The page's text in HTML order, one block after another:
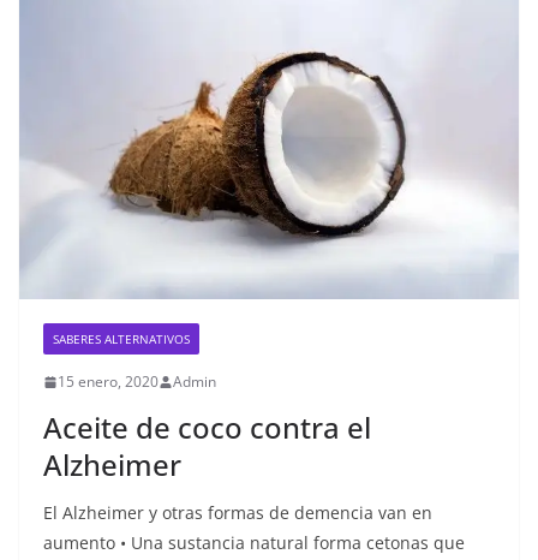
SABERES ALTERNATIVOS
15 enero, 2020 Admin
Aceite de coco contra el
Alzheimer
El Alzheimer y otras formas de demencia van en
aumento • Una sustancia natural forma cetonas que